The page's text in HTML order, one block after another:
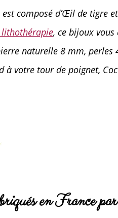
est composé d’Œil de tigre
, ce bijoux vous
naturelle 8 mm, perles
à votre tour de poignet,
en France